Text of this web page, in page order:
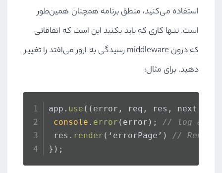
message : error. message
      },
    });
  });
() => console
استفاده می‌کنید، منطق برنامه همچنان همین‌طور
است. تنها کاری که باید بکنید این است که اتفاقاتی
که درون middleware رسیدگی به ارور می‌افتد را تغییر
دهید. برای مثال:
app. use ( ( error, req, res, next
console . error (error); // log an
res. render (‘errorPage’) //
});